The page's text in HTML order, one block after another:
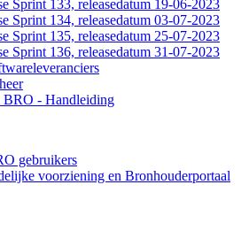
Sprint 133, releasedatum 19-06-2023
Sprint 134, releasedatum 03-07-2023
Sprint 135, releasedatum 25-07-2023
Sprint 136, releasedatum 31-07-2023
BRO - Handleiding
gebruikers
voorziening en Bronhouderportaal